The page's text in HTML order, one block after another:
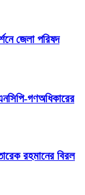
জেলা পরিষদ
গণঅধিকারের
রহমানের বিরল